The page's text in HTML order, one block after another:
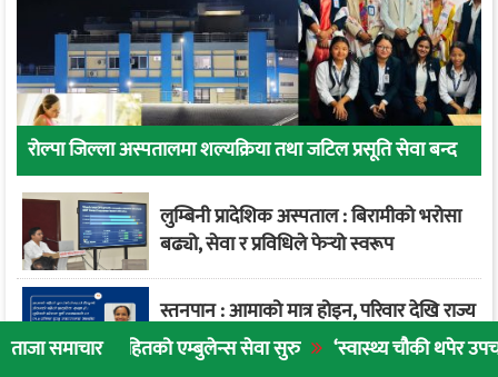
ताजा समाचारएम्बुलेन्स सेवा सुरु ‘स्वास्थ्य चौकी थपेर उपचार गर्नुभन्दा
रोल्पा जिल्ला अस्पतालमा शल्यक्रिया तथा जटिल प्रसूति सेवा बन्द
लुम्बिनी प्रादेशिक अस्पताल : बिरामीको भरोसा
बढ्यो, सेवा र प्रविधिले फेर्‍यो स्वरूप
स्तनपान : आमाको मात्र होइन, परिवार देखि राज्य
सम्मको दायित्व